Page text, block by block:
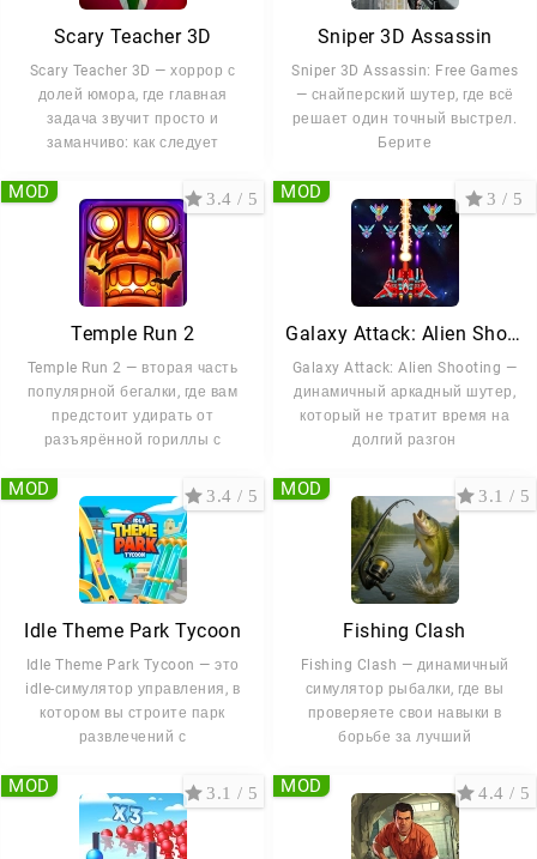
Scary Teacher 3D
Scary Teacher 3D — хоррор с
долей юмора, где главная
задача звучит просто и
заманчиво: как следует
Sniper 3D Assassin
Sniper 3D Assassin: Free Games
— снайперский шутер, где всё
решает один точный выстрел.
Берите
Temple Run 2
Temple Run 2 — вторая часть
популярной бегалки, где вам
предстоит удирать от
разъярённой гориллы с
3.4 / 5
MOD
Galaxy Attack: Alien Shooting
Galaxy Attack: Alien Shooting —
динамичный аркадный шутер,
который не тратит время на
долгий разгон
3 / 5
MOD
Idle Theme Park Tycoon
Idle Theme Park Tycoon — это
idle-симулятор управления, в
котором вы строите парк
развлечений с
3.4 / 5
MOD
Fishing Clash
Fishing Clash — динамичный
симулятор рыбалки, где вы
проверяете свои навыки в
борьбе за лучший
3.1 / 5
MOD
3.1 / 5
MOD 4.4 / 5
MOD